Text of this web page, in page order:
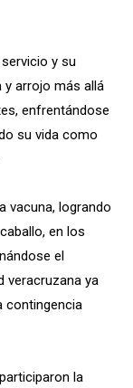
y su
arrojo más allá
enfrentándose
su vida como
vacuna, logrando
en los
el
veracruzana ya
contingencia
la